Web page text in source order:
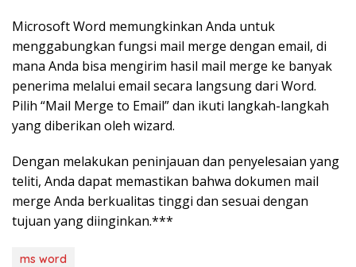
Microsoft Word memungkinkan Anda untuk
menggabungkan fungsi mail merge dengan email, di
mana Anda bisa mengirim hasil mail merge ke banyak
penerima melalui email secara langsung dari Word.
Pilih “Mail Merge to Email” dan ikuti langkah-langkah
yang diberikan oleh wizard.
Dengan melakukan peninjauan dan penyelesaian yang
teliti, Anda dapat memastikan bahwa dokumen mail
merge Anda berkualitas tinggi dan sesuai dengan
tujuan yang diinginkan.***
ms word